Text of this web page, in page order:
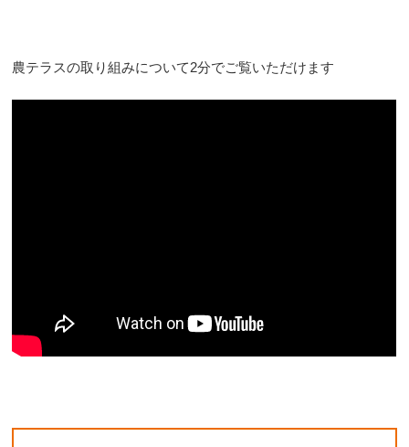
農テラスの取り組みについて2分でご覧いただけます